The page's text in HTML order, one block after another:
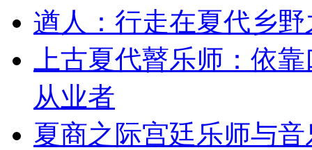
遒人：行走在夏代乡
上古夏代瞽乐师：依
从业者
夏商之际宫廷乐师与